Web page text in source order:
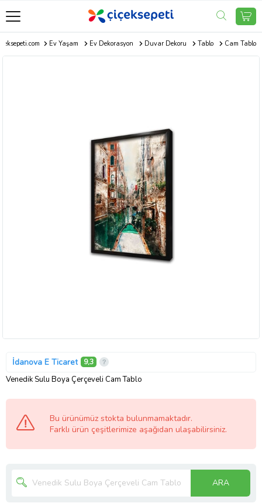
Ev Yaşam Ev Dekorasyon Duvar Dekoru Tablo Cam Tablo
İdanova E Ticaret 9,3
Venedik Sulu Boya Çerçeveli Cam Tablo
Bu ürünümüz stokta bulunmamaktadır.
Farklı ürün çeşitlerimize aşağıdan ulaşabilirsiniz.
ARA